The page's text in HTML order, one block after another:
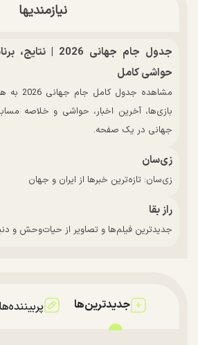
نیازمندیها
جدول جام جهانی
حواشی کامل
مشاهده
بازی‌ها، آخرین اخبار، حواشی و خلاصه
جهانی در یک صفحه.
زی‌سان
زی‌سان: تازه‌ترین خبرها از ایران و جهان
راز بقا
جدیدترین فیلم‌ها و تصاویر از حیات‌وحش و
جدیدترین‌ها پربیننده‌ها